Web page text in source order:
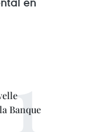
Banque